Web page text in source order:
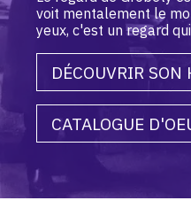
voit mentalement le
yeux, c'est un regard
DÉCOUVRIR SON
CATALOGUE